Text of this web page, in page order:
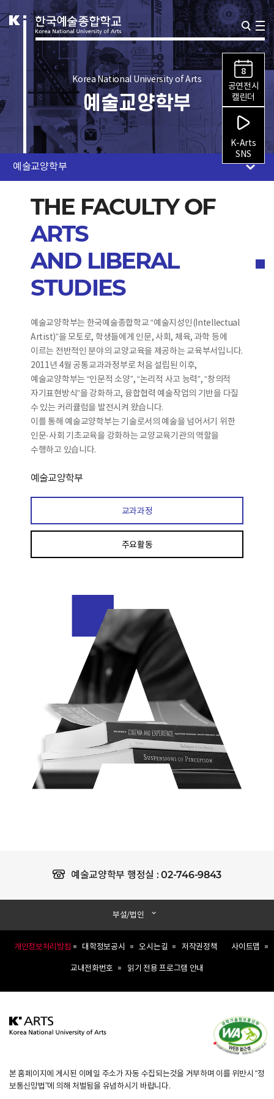
8
공연전시
캘린더
K-Arts
SNS
Korea National University of Arts
예술교양학부
예술교양학부
THE FACULTY OF
ARTS
AND LIBERAL
STUDIES
예술교양학부는 한국예술종합학교 “예술지성인(Intellectual
Artist)”을 모토로, 학생들에게 인문, 사회, 체육, 과학 등에
이르는 전반적인 분야의 교양교육을 제공하는 교육부서입니다.
2011년 4월 공통교과과정부로 처음 설립된 이후,
예술교양학부는 “인문적 소양”, “논리적 사고 능력”, “창의적
자기표현방식”을 강화하고, 융합협력 예술작업의 기반을 다질
수 있는 커리큘럼을 발전시켜 왔습니다.
이를 통해 예술교양학부는 기술로서의 예술을 넘어서기 위한
인문·사회 기초교육을 강화하는 교양교육기관의 역할을
수행하고 있습니다.
예술교양학부
교과과정
주요활동
예술교양학부 행정실 :02-746-9843
개인정보처리방침 대학정보공시 오시는길 저작권정책 사이트맵
교내전화번호 읽기 전용 프로그램 안내
부설/법인
본 홈페이지에 게시된 이메일 주소가 자동 수집되는것을 거부하며 이를 위반시 “정
보통신망법”에 의해 처벌됨을 유념하시기 바랍니다.